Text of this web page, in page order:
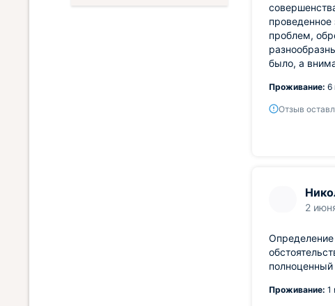
проблем,
было, а
Проживание: 6
Отзыв
2
Определение
полноценный
Проживание: 1